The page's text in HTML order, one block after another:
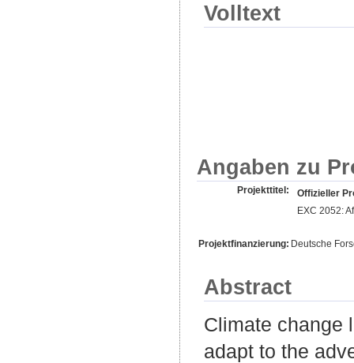
Volltext
Angaben zu
Projekttitel:
Offizieller
EXC 2052:
Projektfinanzierung: Deutsche
Abstract
Climate change
adapt to the